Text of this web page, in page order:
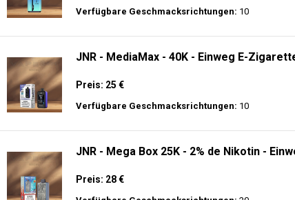
Verfügbare Geschmacksrichtungen: 10
JNR - MediaMax - 40K - Einweg E-
Preis: 25 €
Verfügbare Geschmacksrichtungen: 10
JNR - Mega Box 25K - 2% de Nikotin -
Preis: 28 €